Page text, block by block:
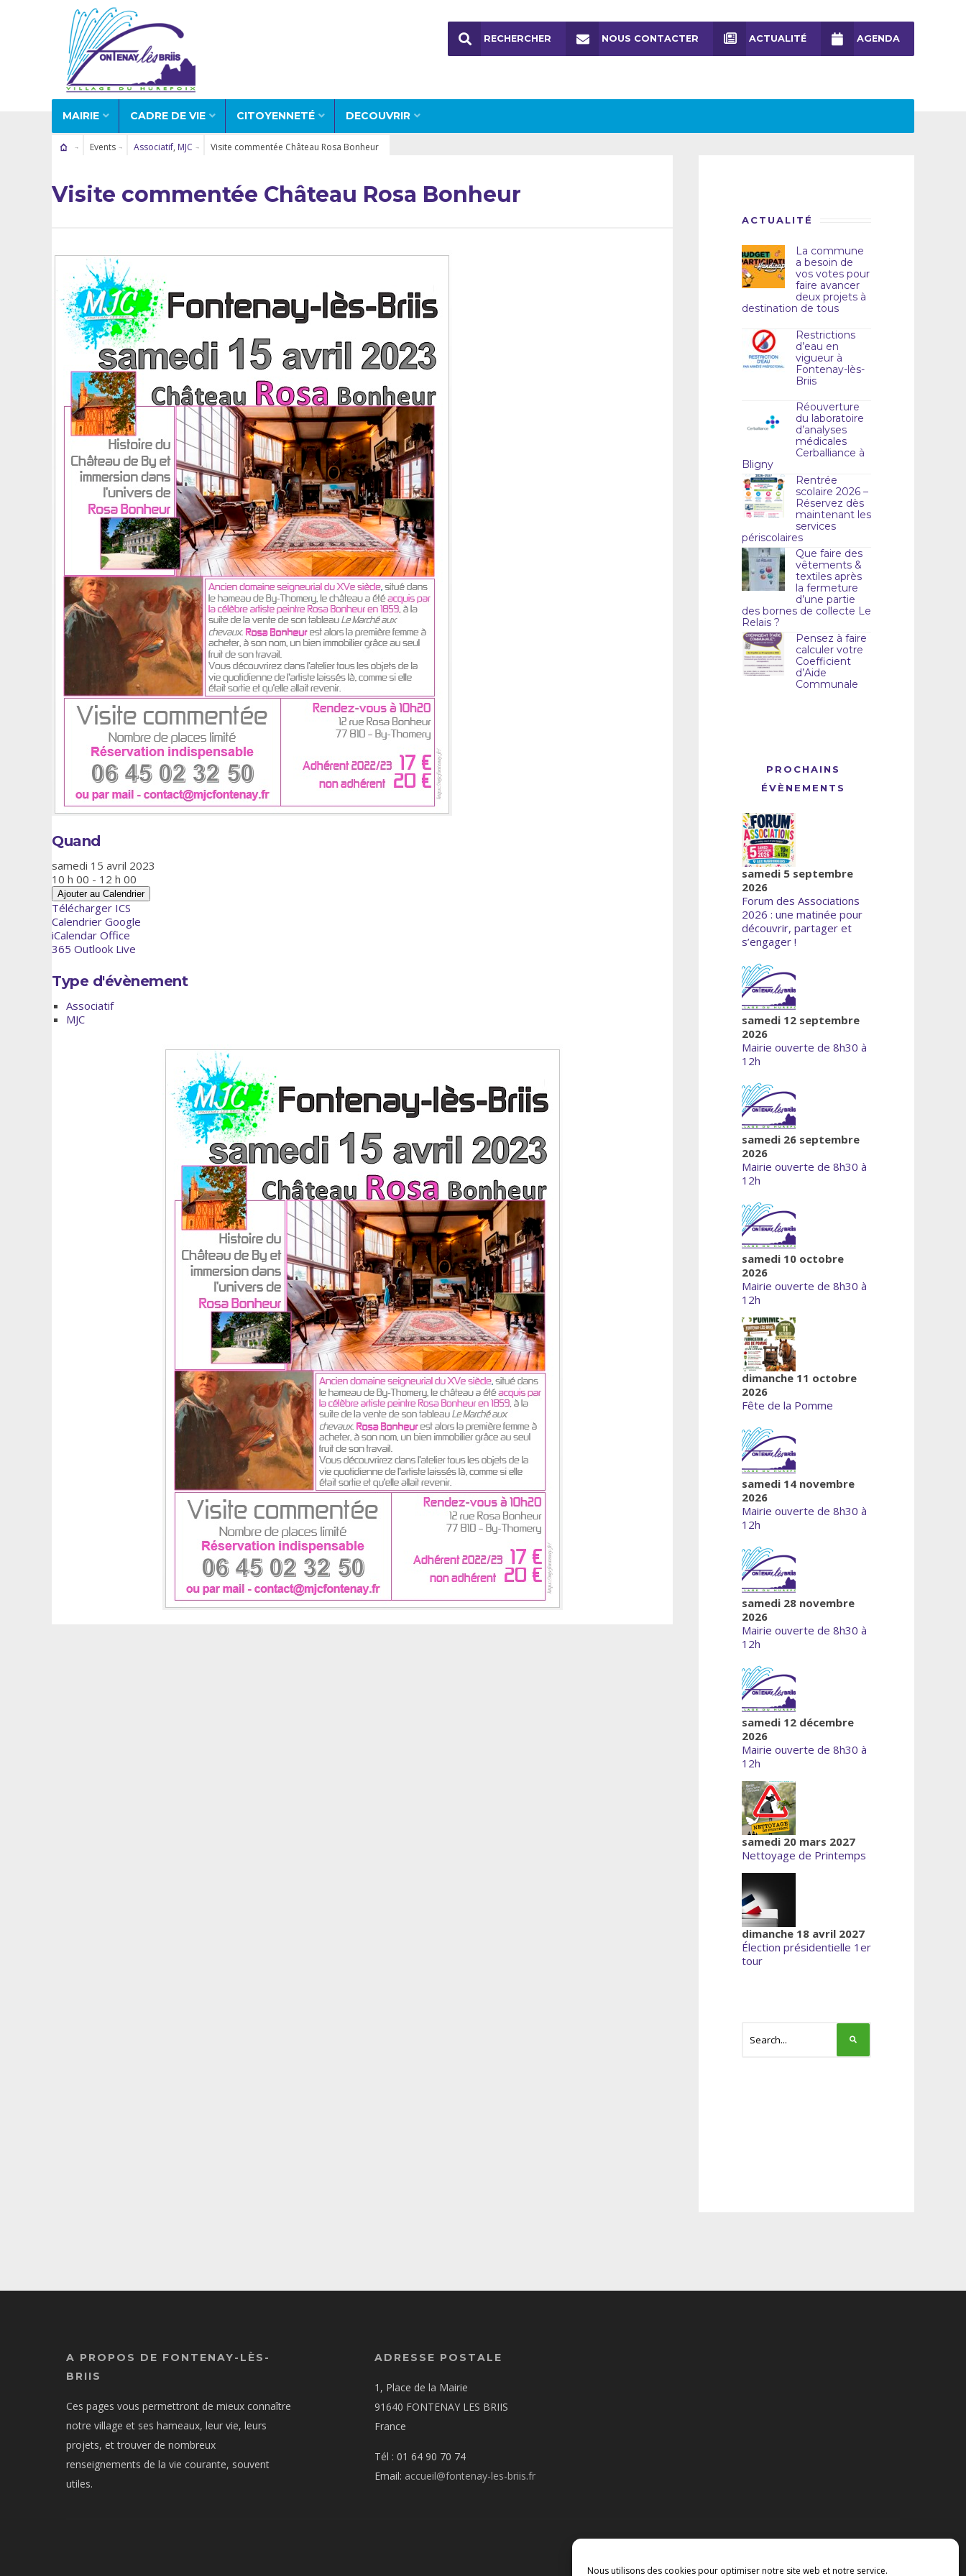
Nous utilisons des cookies pour optimiser notre site web et notre service.
MAIRIE CADRE DE VIE CITOYENNETÉ DECOUVRIR
RECHERCHER NOUS CONTACTER ACTUALITÉ AGENDA
Events Associatif, MJC Visite commentée Château Rosa Bonheur
Visite commentée Château Rosa Bonheur
Quand
samedi 15 avril 2023
10 h 00 - 12 h 00
Ajouter au Calendrier
Télécharger ICS
Calendrier Google
iCalendar Office
365 Outlook Live
Type d'évènement
Associatif
MJC
ACTUALITÉ
La commune
a besoin de
vos votes pour
faire avancer
deux projets à
destination de tous
Restrictions
d’eau en
vigueur à
Fontenay-lès-
Briis
Réouverture
du laboratoire
d’analyses
médicales
Cerballiance à
Bligny
Rentrée
scolaire 2026 –
Réservez dès
maintenant les
services
périscolaires
Que faire des
vêtements &
textiles après
la fermeture
d’une partie
des bornes de collecte Le
Relais ?
Pensez à faire
calculer votre
Coefficient
d’Aide
Communale
PROCHAINS
ÉVÈNEMENTS
samedi 5 septembre
2026
Forum des Associations
2026 : une matinée pour
découvrir, partager et
s’engager !
samedi 12 septembre
2026
Mairie ouverte de 8h30 à
12h
samedi 26 septembre
2026
Mairie ouverte de 8h30 à
12h
samedi 10 octobre
2026
Mairie ouverte de 8h30 à
12h
dimanche 11 octobre
2026
Fête de la Pomme
samedi 14 novembre
2026
Mairie ouverte de 8h30 à
12h
samedi 28 novembre
2026
Mairie ouverte de 8h30 à
12h
samedi 12 décembre
2026
Mairie ouverte de 8h30 à
12h
samedi 20 mars 2027
Nettoyage de Printemps
dimanche 18 avril 2027
Élection présidentielle 1er
tour
A PROPOS DE FONTENAY-LÈS-
BRIIS
Ces pages vous permettront de mieux connaître
notre village et ses hameaux, leur vie, leurs
projets, et trouver de nombreux
renseignements de la vie courante, souvent
utiles.
ADRESSE POSTALE
1, Place de la Mairie
91640 FONTENAY LES BRIIS
France
Tél : 01 64 90 70 74
Email: accueil@fontenay-les-briis.fr